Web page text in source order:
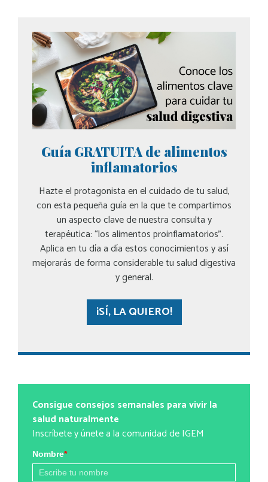
Guía GRATUITA de alimentos
inflamatorios
Hazte el protagonista en el cuidado de tu salud,
con esta pequeña guía en la que te compartimos
un aspecto clave de nuestra consulta y
terapéutica: “los alimentos proinflamatorios”.
Aplica en tu día a día estos conocimientos y así
mejorarás de forma considerable tu salud digestiva
y general.
¡SÍ, LA QUIERO!
Consigue consejos semanales para vivir la
salud naturalmente
Inscríbete y únete a la comunidad de IGEM
Nombre*